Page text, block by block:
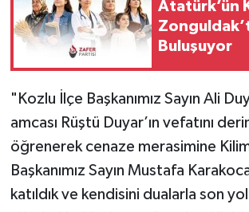
Atatürk’ün
Buluşuyor
​"Kozlu İlçe Başkanımız Sayın Ali
amcası Rüştü Duyar’ın vefatını
öğrenerek cenaze merasimine
Başkanımız Sayın Mustafa
katıldık ve kendisini dualarla son